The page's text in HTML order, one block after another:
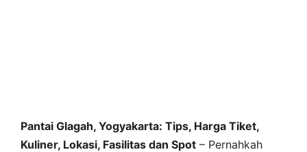
Pantai Glagah, Yogyakarta: Tips, Harga Tiket,
Kuliner, Lokasi, Fasilitas dan Spot – Pernahkah